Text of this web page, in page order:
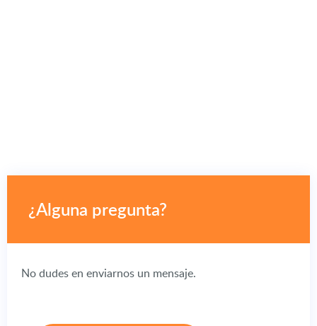
¿Alguna pregunta?
No dudes en enviarnos un mensaje.